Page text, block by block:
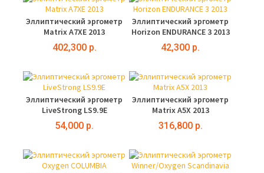
Эллиптический эргометр
Matrix A7XE 2013
402,300 р.
Эллиптический эргометр
Horizon ENDURANCE 3 2013
42,300 р.
Эллиптический эргометр
LiveStrong LS9.9E
54,000 р.
Эллиптический эргометр
Matrix A5X 2013
316,800 р.